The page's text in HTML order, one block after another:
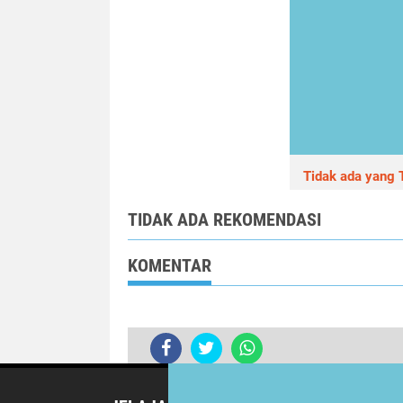
Tidak ada yang
TIDAK ADA REKOMENDASI
KOMENTAR
Closex